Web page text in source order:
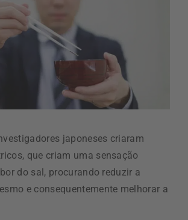
japoneses criaram
que criam uma sensação
do sal, procurando reduzir a
e consequentemente melhorar a